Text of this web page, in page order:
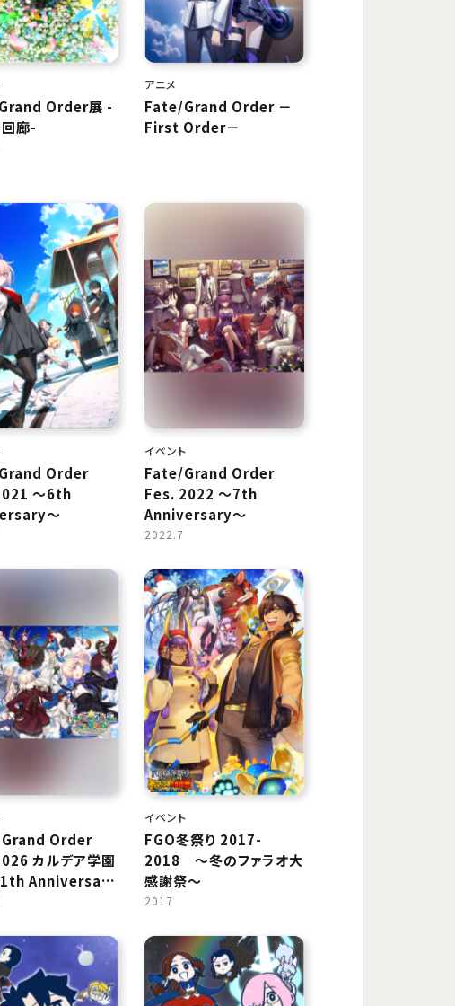
Order展 -
廊-
アニメ
Fate/Grand Order －
First Order－
Order
～6th
～
イベント
Fate/Grand Order
Fes. 2022 ～7th
Anniversary～
2022.7
Order
カルデア学園
Anniversary
イベント
FGO冬祭り 2017-
2018 ～冬のファラオ大
感謝祭～
2017